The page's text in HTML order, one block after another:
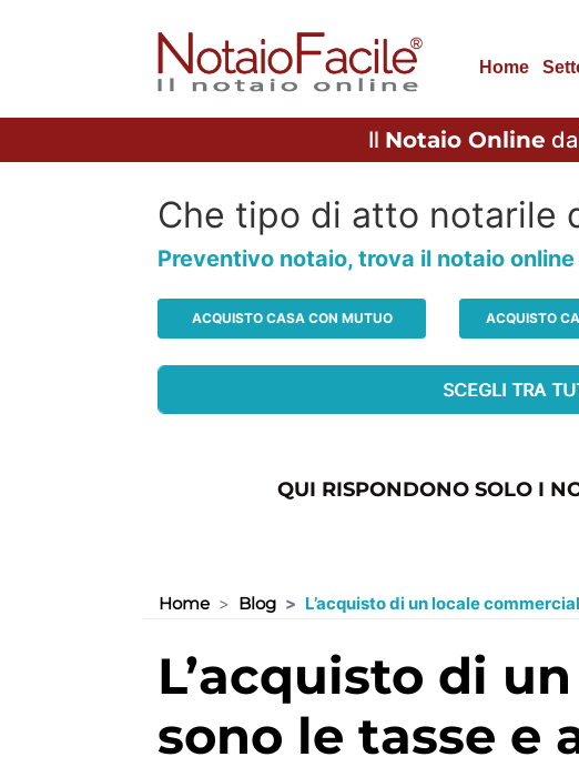
Home
Il Notaio Online
Che tipo di atto notarile
Preventivo notaio, trova il notaio
ACQUISTO CASA CON MUTUO ACQUISTO
QUI RISPONDONO SOLO I
Home Blog L’acquisto di un locale
l’acquisto di un locale commerciale: quali
sono le tasse e